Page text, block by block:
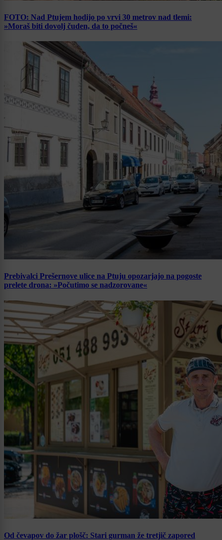
FOTO: Nad Ptujem hodijo po vrvi 30 metrov nad tlemi:
»Moraš biti dovolj čuden, da to počneš«
Prebivalci Prešernove ulice na Ptuju opozarjajo na pogoste
prelete drona: »Počutimo se nadzorovane«
Od čevapov do žar plošč: Stari gurman že tretjič zapored